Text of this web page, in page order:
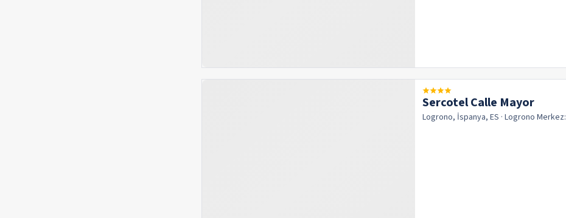
Sercotel Calle Mayor
Logrono, İspanya, ES · Logrono Merkez: